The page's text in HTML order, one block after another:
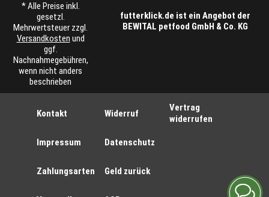
* Alle Preise inkl.
gesetzl.
Mehrwertsteuer zzgl.
Versandkosten und
ggf.
Nachnahmegebühren,
wenn nicht anders
beschrieben
futterklick.de ist ein Angebot der
BEWITAL petfood GmbH & Co. KG
Kontakt
Impressum
Zahlungsarten
Widerruf
Datenschutz
Geld zurück
Vertrag
widerrufen